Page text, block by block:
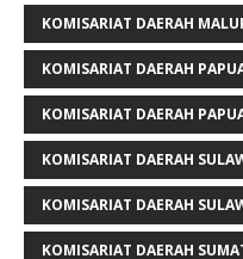
KOMISARIAT DAERAH
KOMISARIAT DAERAH
KOMISARIAT DAERAH
KOMISARIAT DAERAH
KOMISARIAT DAERAH
KOMISARIAT DAERAH